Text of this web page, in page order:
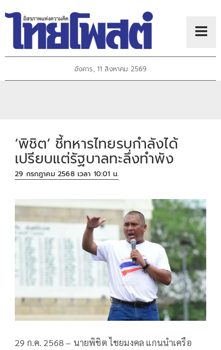
อังคาร, 11 สิงหาคม 2569
‘พิชิต’ ชี้ทหารไทยรบกำลังได้
เปรียบแต่รัฐบาลทะลึ่งทำพัง
29 กรกฎาคม 2568 เวลา 10:01 น.
29 ก.ค. 2568 – นายพิชิต ไชยมงคล แกนนำเครือ